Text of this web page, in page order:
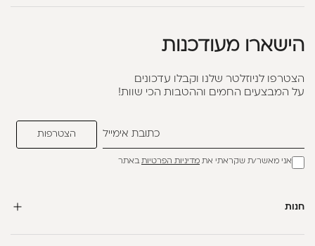
הישארו מעודכנות
הצטרפו לניוזלטר שלנו וקבלו עדכונים
על המבצעים החמים וההטבות הכי שוות!
אני מאשר/ת שקראתי את מדיניות הפרטיותבאתר
חנות